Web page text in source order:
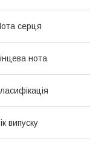
серця
нота
випуску